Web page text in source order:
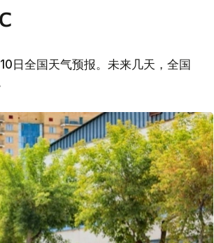
日全国天气预报。未来几天，全国